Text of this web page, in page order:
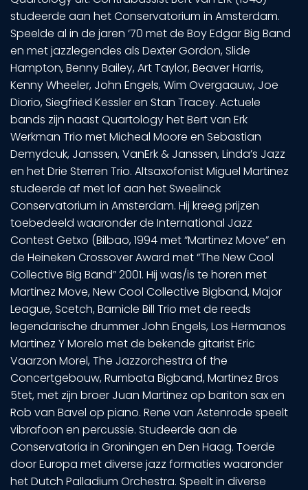
studeerde aan het Conservatorium in Amsterdam.
Speelde al in de jaren ‘70 met de Boy Edgar Big Band
en met jazzlegendes als Dexter Gordon, Slide
Hampton, Benny Bailey, Art Taylor, Beaver Harris,
Kenny Wheeler, John Engels, Wim Overgaauw, Joe
Diorio, Siegfried Kessler en Stan Tracey. Actuele
bands zijn naast Quartology het Bert van Erk
Werkman Trio met Micheal Moore en Sebastian
Demydcuk, Janssen, VanErk & Janssen, Linda’s Jazz
en het Drie Sterren Trio. Altsaxofonist Miguel Martinez
studeerde af met lof aan het Sweelinck
Conservatorium in Amsterdam. Hij kreeg prijzen
toebedeeld waaronder de International Jazz
Contest Getxo (Bilbao, 1994 met “Martinez Move” en
de Heineken Crossover Award met “The New Cool
Collective Big Band” 2001. Hij was/is te horen met
Martinez Move, New Cool Collective Bigband, Major
League, Scetch, Barnicle Bill Trio met de reeds
legendarische drummer John Engels, Los Hermanos
Martinez Y Morelo met de bekende gitarist Eric
Vaarzon Morel, The Jazzorchestra of the
Concertgebouw, Rumbata Bigband, Martinez Bros
5tet, met zijn broer Juan Martinez op bariton sax en
Rob van Bavel op piano. Rene van Astenrode speelt
vibrafoon en percussie. Studeerde aan de
Conservatoria in Groningen en Den Haag. Toerde
door Europa met diverse jazz formaties waaronder
het Dutch Palladium Orchestra. Speelt in diverse